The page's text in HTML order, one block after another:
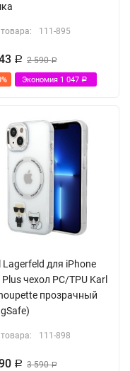
111-895
Р 2 590Р
Экономия 1 047 Р
Lagerfeld для iPhone
Plus чехол PC/TPU Karl
прозрачный
111-898
Р 3 590Р